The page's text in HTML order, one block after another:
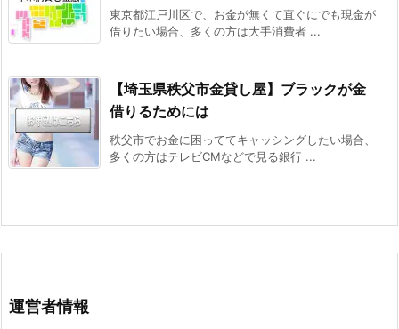
東京都江戸川区で、お金が無くて直ぐにでも現金が
借りたい場合、多くの方は大手消費者 ...
【埼玉県秩父市金貸し屋】ブラックが金
借りるためには
秩父市でお金に困っててキャッシングしたい場合、
多くの方はテレビCMなどで見る銀行 ...
運営者情報